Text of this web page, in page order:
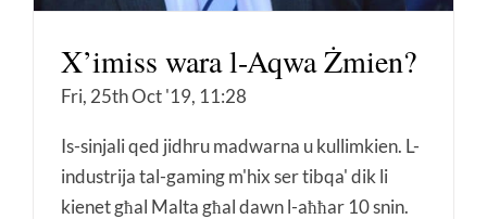
X’imiss wara l-Aqwa Żmien?
Fri, 25th Oct '19, 11:28
Is-sinjali qed jidhru madwarna u kullimkien. L-
industrija tal-gaming m'hix ser tibqa' dik li
kienet għal Malta għal dawn l-aħħar 10 snin.